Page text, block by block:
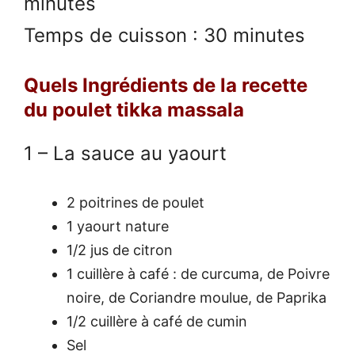
Temps de cuisson : 30 minutes
Quels Ingrédients de la recette
du poulet tikka massala
1 – La sauce au yaourt
2 poitrines de poulet
1 yaourt nature
1/2 jus de citron
1 cuillère à café : de curcuma, de Poivre
noire, de Coriandre moulue, de Paprika
1/2 cuillère à café de cumin
Sel